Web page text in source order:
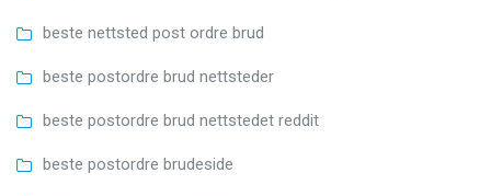
beste nettsted post ordre brud
beste postordre brud nettsteder
beste postordre brud nettstedet reddit
beste postordre brudeside